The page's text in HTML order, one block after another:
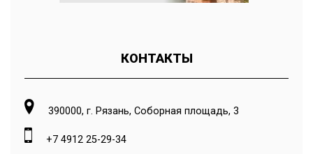
КОНТАКТЫ
390000, г. Рязань, Соборная площадь, 3
+7 4912 25-29-34